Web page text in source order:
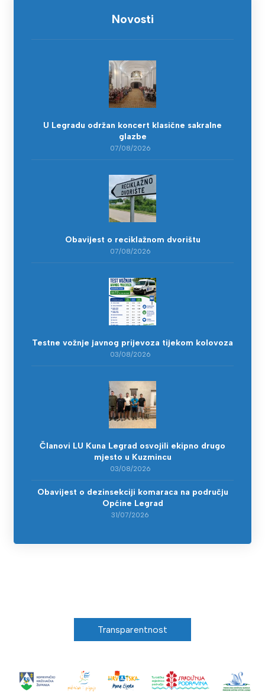
Novosti
U Legradu održan koncert klasične sakralne
glazbe
07/08/2026
Obavijest o reciklažnom dvorištu
07/08/2026
Testne vožnje javnog prijevoza tijekom kolovoza
03/08/2026
Članovi LU Kuna Legrad osvojili ekipno drugo
mjesto u Kuzmincu
03/08/2026
Obavijest o dezinsekciji komaraca na području
Općine Legrad
31/07/2026
Transparentnost